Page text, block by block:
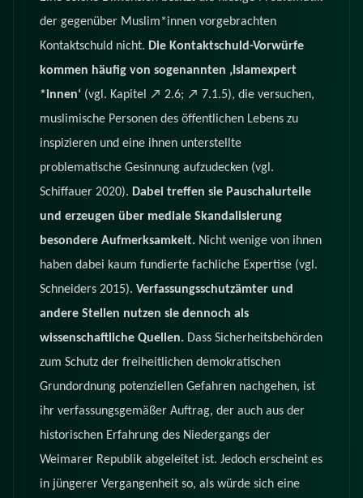
der gegenüber Muslim*innen vorgebrachten
Kontaktschuld nicht. Die Kontaktschuld-Vorwürfe
kommen häufig von sogenannten ‚Islamexpert
*innen‘ (vgl. Kapitel ↗ 2.6; ↗ 7.1.5), die versuchen,
muslimische Personen des öffentlichen Lebens zu
inspizieren und eine ihnen unterstellte
problematische Gesinnung aufzudecken (vgl.
Schiffauer 2020). Dabei treffen sie Pauschalurteile
und erzeugen über mediale Skandalisierung
besondere Aufmerksamkeit. Nicht wenige von ihnen
haben dabei kaum fundierte fachliche Expertise (vgl.
Schneiders 2015). Verfassungsschutzämter und
andere Stellen nutzen sie dennoch als
wissenschaftliche Quellen. Dass Sicherheitsbehörden
zum Schutz der freiheitlichen demokratischen
Grundordnung potenziellen Gefahren nachgehen, ist
ihr verfassungsgemäßer Auftrag, der auch aus der
historischen Erfahrung des Niedergangs der
Weimarer Republik abgeleitet ist. Jedoch erscheint es
in jüngerer Vergangenheit so, als würde sich eine